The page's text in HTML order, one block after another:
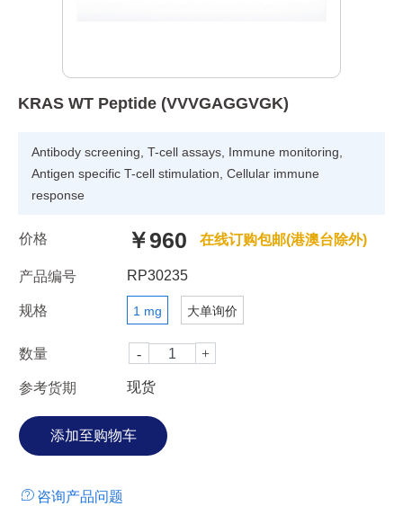
KRAS WT Peptide (VVVGAGGVGK)
Antibody screening, T-cell assays, Immune monitoring,
Antigen specific T-cell stimulation, Cellular immune
response
价格 ￥960 在线订购包邮(港澳台除外)
产品编号 RP30235
规格 1 mg 大单询价
数量
参考货期 现货
咨询产品问题